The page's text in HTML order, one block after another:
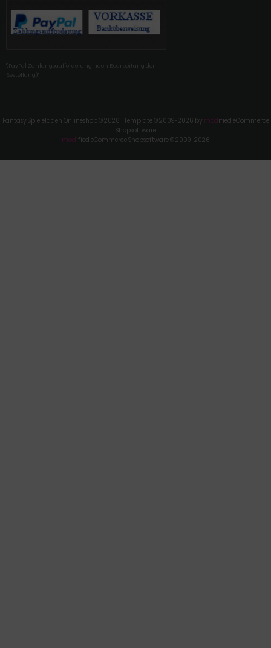
'(PayPal Zahlungsaufforderung nach Bearbeitung der
Bestellung)'"
Fantasy Spieleladen Onlineshop © 2026 | Template © 2009-2026 by modified eCommerce
Shopsoftware
modified eCommerce Shopsoftware © 2009-2026